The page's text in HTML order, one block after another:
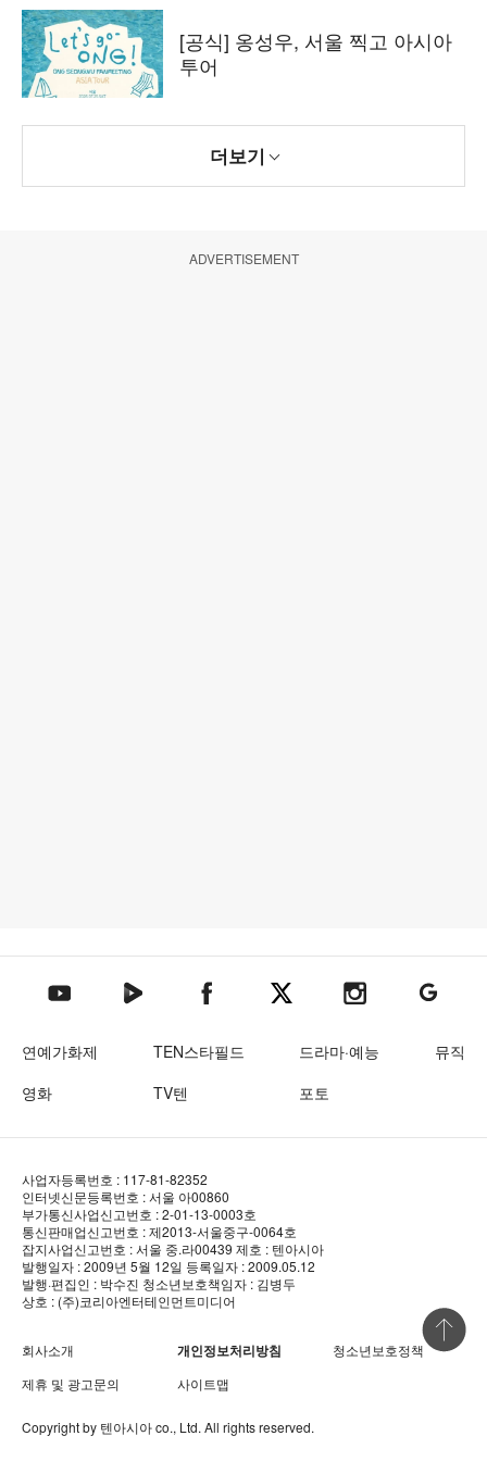
[공식] 옹성우, 서울 찍고 아시아
투어
더보기
ADVERTISEMENT
텐아시아 유튜브텐아시아 네이버TV텐아시아 페이스북텐아시아 엑스텐아시아 인스타그램
텐아시아
연예가화제 TEN스타필드 드라마·예능
뮤직
영화
TV텐 포토
사업자등록번호 : 117-81-82352
인터넷신문등록번호 : 서울 아00860
부가통신사업신고번호 : 2-01-13-0003호
통신판매업신고번호 : 제2013-서울중구-0064호
잡지사업신고번호 : 서울 중.라00439 제호 : 텐아시아
발행일자 : 2009년 5월 12일 등록일자 : 2009.05.12
발행·편집인 : 박수진 청소년보호책임자 : 김병두
상호 : (주)코리아엔터테인먼트미디어
회사소개 개인정보처리방침
청소년보호정책
제휴 및 광고문의
사이트맵
Copyright by 텐아시아co., Ltd. All rights reserved.
상단 바로